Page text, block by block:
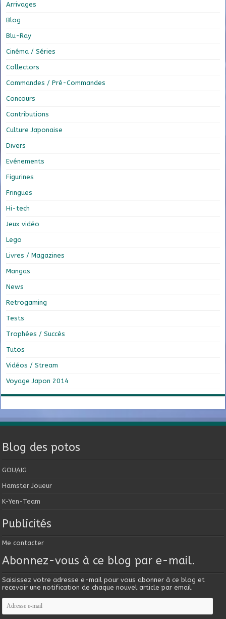
Arrivages
Blog
Blu-Ray
Cinéma / Séries
Collectors
Commandes / Pré-Commandes
Concours
Contributions
Culture Japonaise
Divers
Evénements
Figurines
Fringues
Hi-tech
Jeux vidéo
Lego
Livres / Magazines
Mangas
News
Retrogaming
Tests
Trophées / Succès
Tutos
Vidéos / Stream
Voyage Japon 2014
Blog des potos
GOUAIG
Hamster Joueur
K-Yen-Team
Publicités
Me contacter
Abonnez-vous à ce blog par e-mail.
Saisissez votre adresse e-mail pour vous abonner à ce blog et
recevoir une notification de chaque nouvel article par email.
Adresse
e-
mail